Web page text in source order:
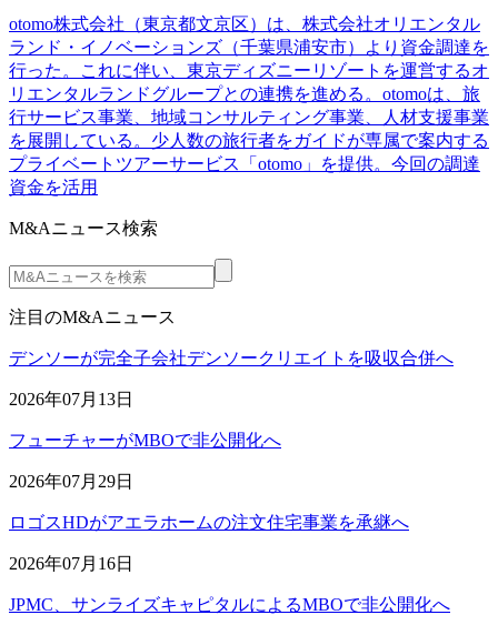
otomo株式会社（東京都文京区）は、株式会社オリエンタル
ランド・イノベーションズ（千葉県浦安市）より資金調達を
行った。これに伴い、東京ディズニーリゾートを運営するオ
リエンタルランドグループとの連携を進める。otomoは、旅
行サービス事業、地域コンサルティング事業、人材支援事業
を展開している。少人数の旅行者をガイドが専属で案内する
プライベートツアーサービス「otomo」を提供。今回の調達
資金を活用
M&Aニュース検索
注目のM&Aニュース
デンソーが完全子会社デンソークリエイトを吸収合併へ
2026年07月13日
フューチャーがMBOで非公開化へ
2026年07月29日
ロゴスHDがアエラホームの注文住宅事業を承継へ
2026年07月16日
JPMC、サンライズキャピタルによるMBOで非公開化へ